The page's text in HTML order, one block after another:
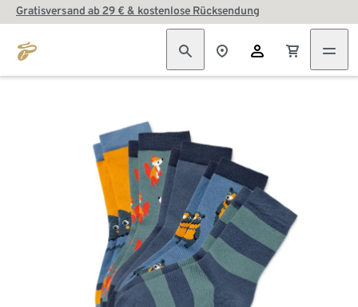
Gratisversand ab 29 € & kostenlose Rücksendung